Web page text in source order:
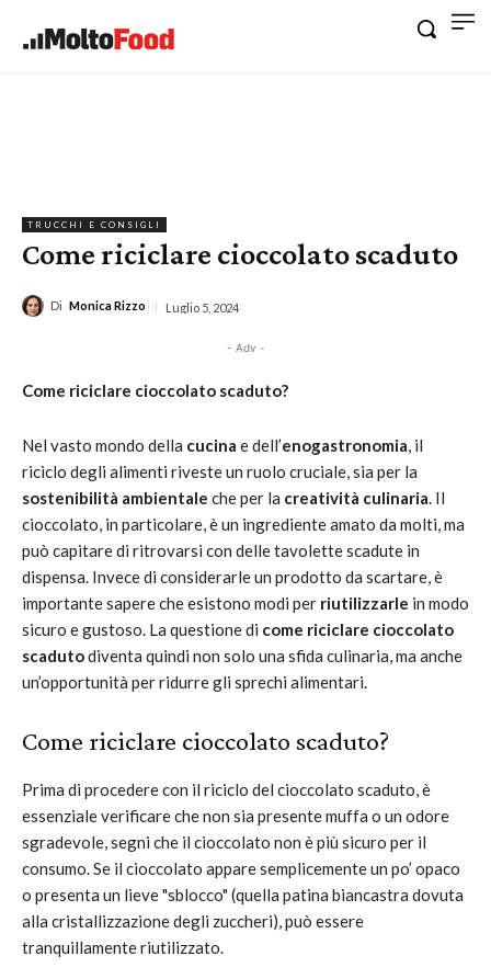
TRUCCHI E CONSIGLI
Come riciclare cioccolato scaduto
Di Monica Rizzo Luglio 5, 2024
- Adv -
Come riciclare cioccolato scaduto?
Nel vasto mondo della cucina e dell’enogastronomia, il
riciclo degli alimenti riveste un ruolo cruciale, sia per la
sostenibilità ambientale che per la creatività culinaria. Il
cioccolato, in particolare, è un ingrediente amato da molti, ma
può capitare di ritrovarsi con delle tavolette scadute in
dispensa. Invece di considerarle un prodotto da scartare, è
importante sapere che esistono modi per riutilizzarle in modo
sicuro e gustoso. La questione di come riciclare cioccolato
scadutodiventa quindi non solo una sfida culinaria, ma anche
un’opportunità per ridurre gli sprechi alimentari.
Come riciclare cioccolato scaduto?
Prima di procedere con il riciclo del cioccolato scaduto, è
essenziale verificare che non sia presente muffa o un odore
sgradevole, segni che il cioccolato non è più sicuro per il
consumo. Se il cioccolato appare semplicemente un po’ opaco
o presenta un lieve "sblocco" (quella patina biancastra dovuta
alla cristallizzazione degli zuccheri), può essere
tranquillamente riutilizzato.